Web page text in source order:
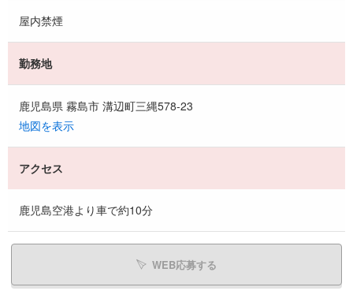
屋内禁煙
勤務地
鹿児島県 霧島市 溝辺町三縄578-23
地図を表示
アクセス
鹿児島空港より車で約10分
WEB応募する